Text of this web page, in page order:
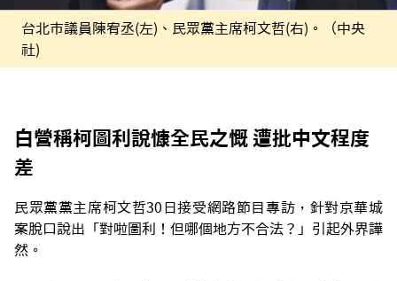
台北市議員陳宥丞(左)、民眾黨主席柯文哲(右)。（中央
社)
白營稱柯圖利說慷全民之慨 遭批中文程度
差
民眾黨黨主席柯文哲30日接受網路節目專訪，針對京華城
案脫口說出「對啦圖利！但哪個地方不合法？」引起外界譁
然。